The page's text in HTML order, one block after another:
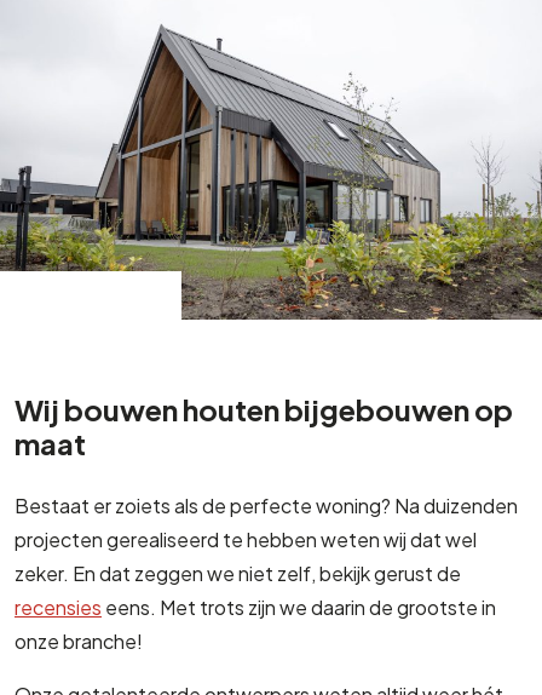
Wij bouwen houten bijgebouwen op
maat
Bestaat er zoiets als de perfecte woning? Na duizenden
projecten gerealiseerd te hebben weten wij dat wel
zeker. En dat zeggen we niet zelf, bekijk gerust de
recensies eens. Met trots zijn we daarin de grootste in
onze branche!